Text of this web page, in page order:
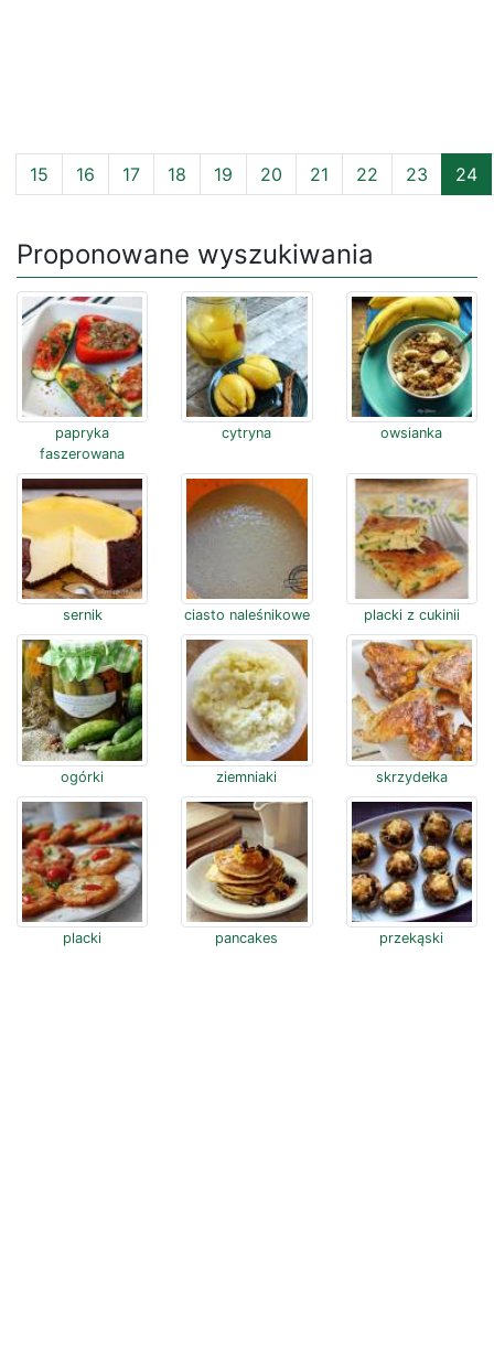
15 16 17 18 19 20 21 22 23 24
Proponowane wyszukiwania
papryka
faszerowana
cytryna owsianka
sernik ciasto naleśnikowe placki z cukinii
ogórki ziemniaki skrzydełka
placki pancakes przekąski